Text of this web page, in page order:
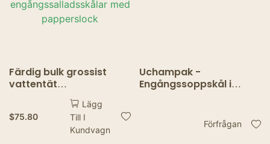
Färdig bulk grossist
vattentät
kraftpappersmatskål
engångssalladsskålar
med papperslock
$75.80
Lägg
Till I
Kundvagn
Uchampak -
Engångssoppskål i
Förfrågan